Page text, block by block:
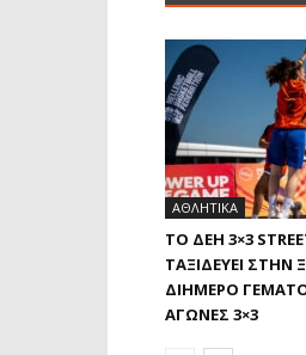
ΑΘΛΗΤΙΚΑ
ΤΟ ΔΕΗ 3×3
ΤΑΞΙΔΕΎΕΙ ΣΤΗΝ
ΔΙΉΜΕΡΟ ΓΕΜΆΤΟ
ΑΓΏΝΕΣ 3×3